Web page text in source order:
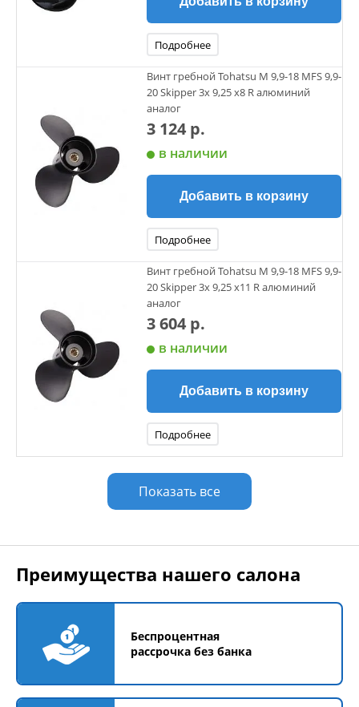
Подробнее
Винт гребной Tohatsu M 9,9-18 MFS 9,9-
20 Skipper 3х 9,25 х8 R алюминий
аналог
3 124 р.
в наличии
Добавить в корзину
Подробнее
Винт гребной Tohatsu M 9,9-18 MFS 9,9-
20 Skipper 3х 9,25 х11 R алюминий
аналог
3 604 р.
в наличии
Добавить в корзину
Подробнее
Показать все
Преимущества нашего салона
Беспроцентная
рассрочка без банка